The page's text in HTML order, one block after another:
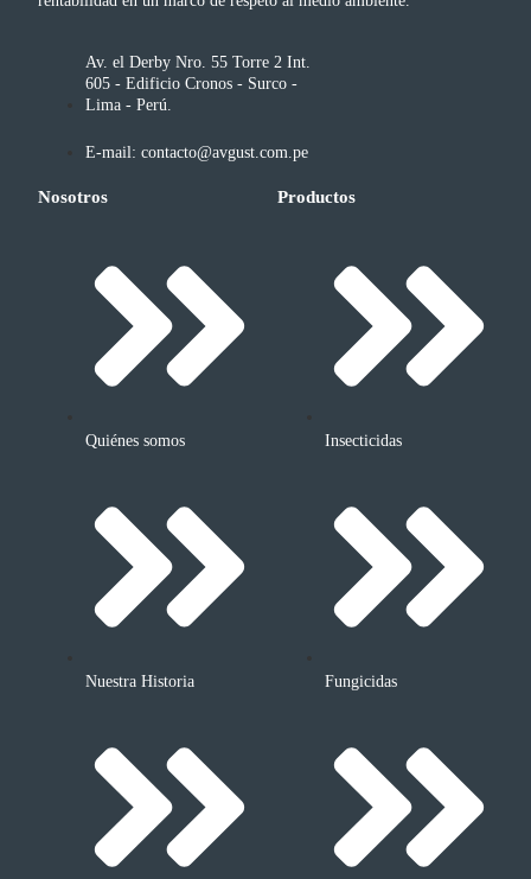
Av. el Derby Nro. 55 Torre 2 Int.
605 - Edificio Cronos - Surco -
Lima - Perú.
E-mail: contacto@avgust.com.pe
Nosotros
Quiénes somos
Nuestra Historia
Productos
Insecticidas
Fungicidas